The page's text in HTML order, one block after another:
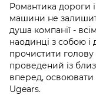
Романтика дороги
машини не
душа компанії -
наодинці з собою
прочистити голову
проведений із
вперед, освоювати
Ugears.